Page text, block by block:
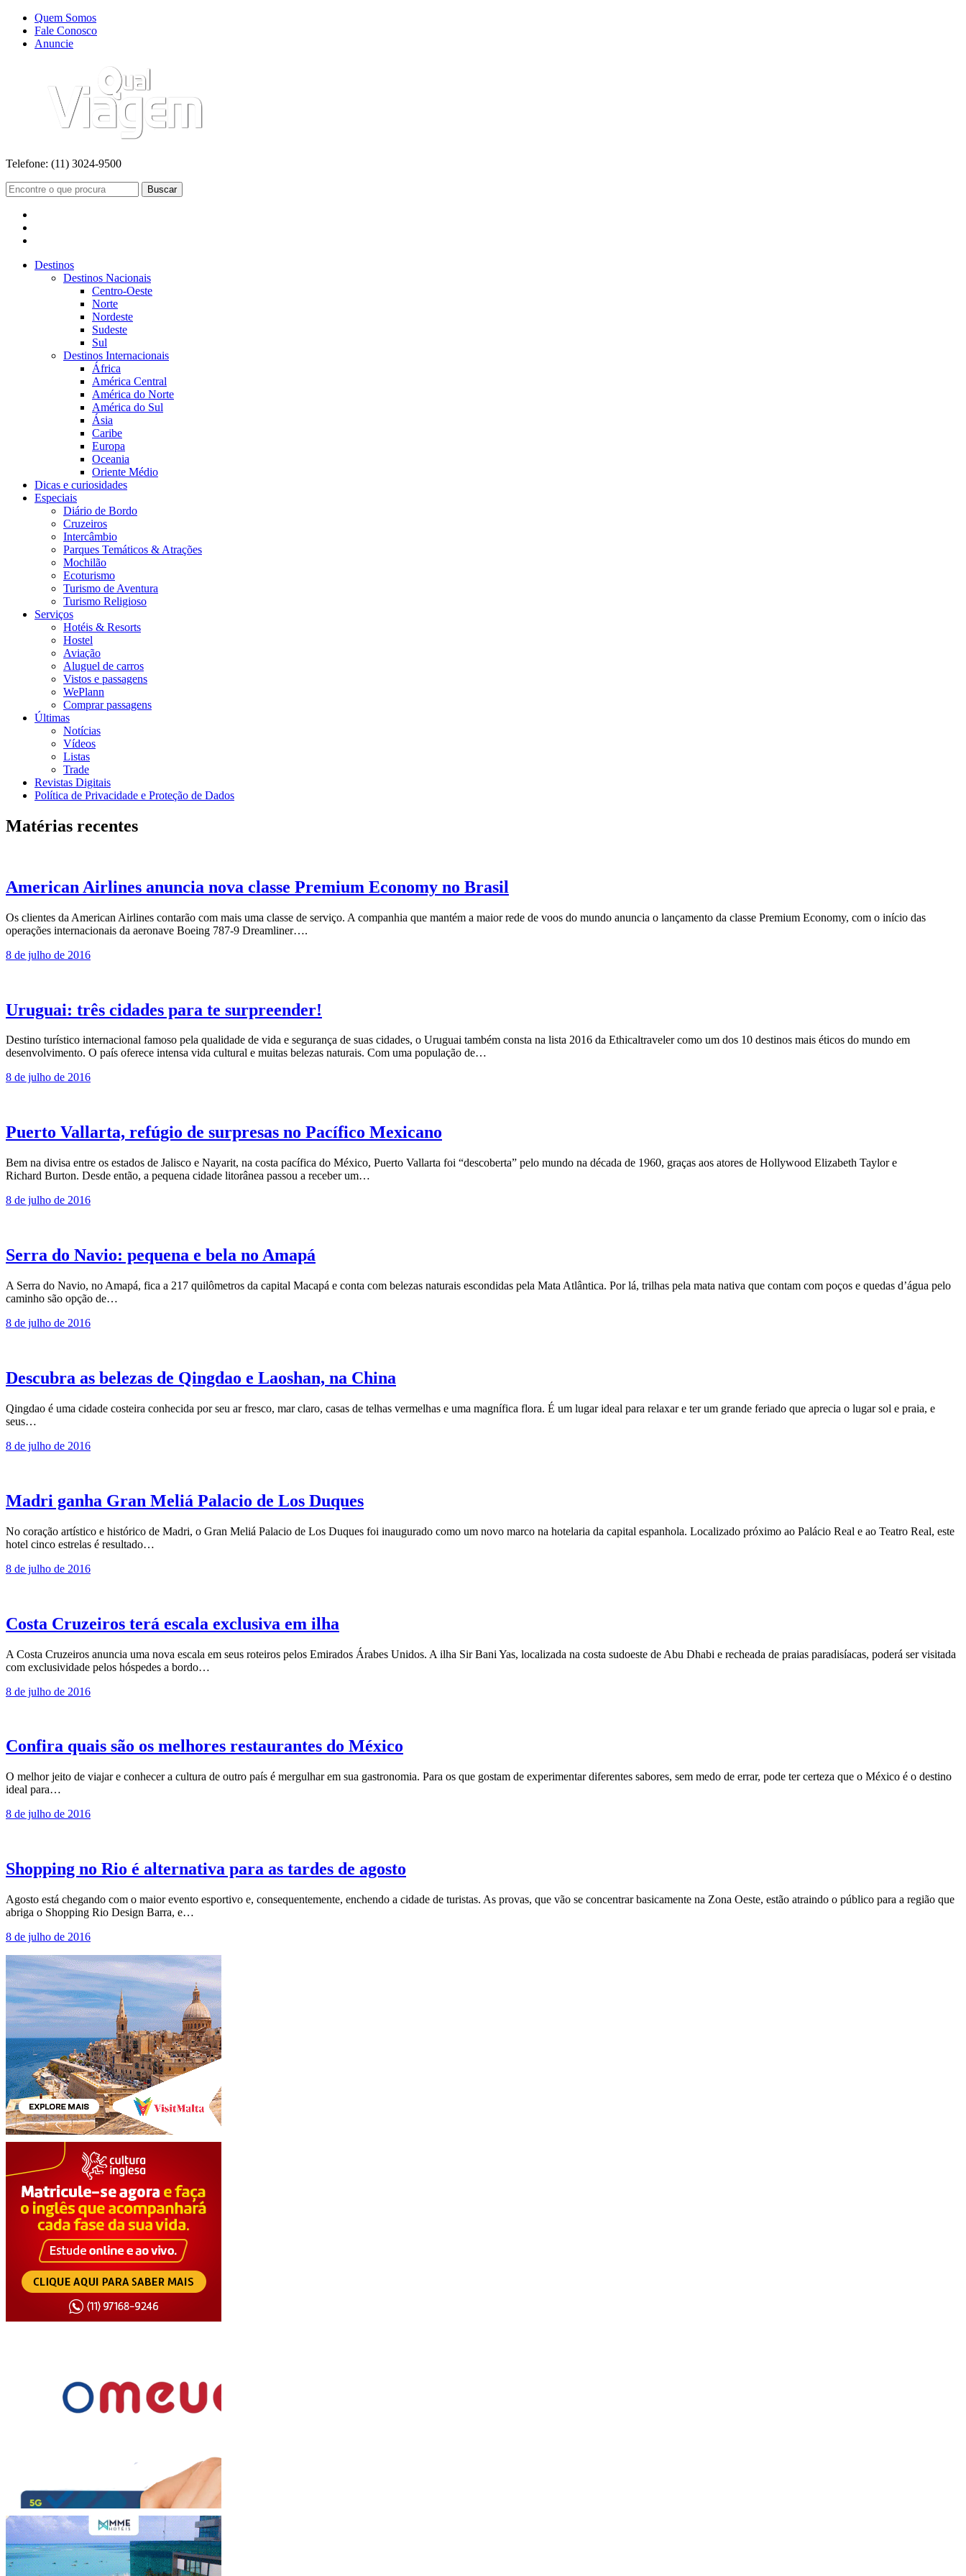
Quem Somos
Fale Conosco
Anuncie
Telefone: (11) 3024-9500
Buscar
Destinos
Destinos Nacionais
Centro-Oeste
Norte
Nordeste
Sudeste
Sul
Destinos Internacionais
África
América Central
América do Norte
América do Sul
Ásia
Caribe
Europa
Oceania
Oriente Médio
Dicas e curiosidades
Especiais
Diário de Bordo
Cruzeiros
Intercâmbio
Parques Temáticos & Atrações
Mochilão
Ecoturismo
Turismo de Aventura
Turismo Religioso
Serviços
Hotéis & Resorts
Hostel
Aviação
Aluguel de carros
Vistos e passagens
WePlann
Comprar passagens
Últimas
Notícias
Vídeos
Listas
Trade
Revistas Digitais
Política de Privacidade e Proteção de Dados
Matérias recentes
American Airlines anuncia nova classe Premium Economy no Brasil
Os clientes da American Airlines contarão com mais uma classe de serviço. A companhia que mantém a maior rede de voos do mundo anuncia o lançamento da classe Premium Economy, com o início das
operações internacionais da aeronave Boeing 787-9 Dreamliner….
8 de julho de 2016
Uruguai: três cidades para te surpreender!
Destino turístico internacional famoso pela qualidade de vida e segurança de suas cidades, o Uruguai também consta na lista 2016 da Ethicaltraveler como um dos 10 destinos mais éticos do mundo em
desenvolvimento. O país oferece intensa vida cultural e muitas belezas naturais. Com uma população de…
8 de julho de 2016
Puerto Vallarta, refúgio de surpresas no Pacífico Mexicano
Bem na divisa entre os estados de Jalisco e Nayarit, na costa pacífica do México, Puerto Vallarta foi “descoberta” pelo mundo na década de 1960, graças aos atores de Hollywood Elizabeth Taylor e
Richard Burton. Desde então, a pequena cidade litorânea passou a receber um…
8 de julho de 2016
Serra do Navio: pequena e bela no Amapá
A Serra do Navio, no Amapá, fica a 217 quilômetros da capital Macapá e conta com belezas naturais escondidas pela Mata Atlântica. Por lá, trilhas pela mata nativa que contam com poços e quedas d’água pelo
caminho são opção de…
8 de julho de 2016
Descubra as belezas de Qingdao e Laoshan, na China
Qingdao é uma cidade costeira conhecida por seu ar fresco, mar claro, casas de telhas vermelhas e uma magnífica flora. É um lugar ideal para relaxar e ter um grande feriado que aprecia o lugar sol e praia, e
seus…
8 de julho de 2016
Madri ganha Gran Meliá Palacio de Los Duques
No coração artístico e histórico de Madri, o Gran Meliá Palacio de Los Duques foi inaugurado como um novo marco na hotelaria da capital espanhola. Localizado próximo ao Palácio Real e ao Teatro Real, este
hotel cinco estrelas é resultado…
8 de julho de 2016
Costa Cruzeiros terá escala exclusiva em ilha
A Costa Cruzeiros anuncia uma nova escala em seus roteiros pelos Emirados Árabes Unidos. A ilha Sir Bani Yas, localizada na costa sudoeste de Abu Dhabi e recheada de praias paradisíacas, poderá ser visitada
com exclusividade pelos hóspedes a bordo…
8 de julho de 2016
Confira quais são os melhores restaurantes do México
O melhor jeito de viajar e conhecer a cultura de outro país é mergulhar em sua gastronomia. Para os que gostam de experimentar diferentes sabores, sem medo de errar, pode ter certeza que o México é o destino
ideal para…
8 de julho de 2016
Shopping no Rio é alternativa para as tardes de agosto
Agosto está chegando com o maior evento esportivo e, consequentemente, enchendo a cidade de turistas. As provas, que vão se concentrar basicamente na Zona Oeste, estão atraindo o público para a região que
abriga o Shopping Rio Design Barra, e…
8 de julho de 2016